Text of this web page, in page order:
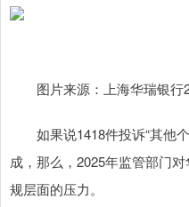
图片来源：上海华瑞银行
如果说1418件投诉“其他
成，那么，2025年监管部门
规层面的压力。